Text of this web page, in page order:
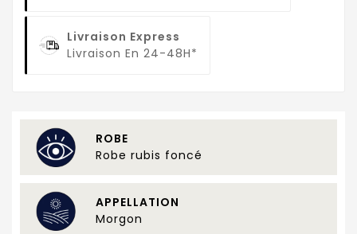
Livraison Express
Livraison En 24-48H*
ROBE
Robe rubis foncé
APPELLATION
Morgon